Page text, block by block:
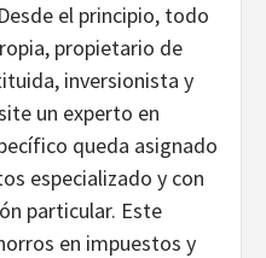
Desde el principio, todo
propietario de
inversionista y
un experto en
queda asignado
especializado y con
particular. Este
en impuestos y